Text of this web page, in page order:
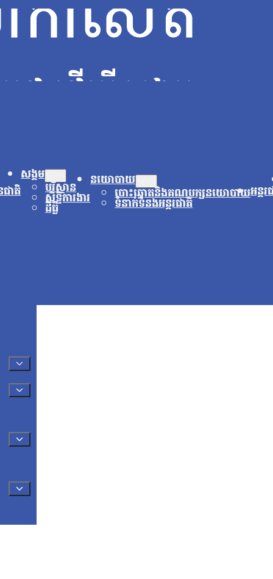
ាតិ
សង្គម
បរិស្ថាន
សិទ្ធិការងារ
ដីធ្លី
នយោបាយ
បោះឆ្នោតនិងគណបក្សនយោបាយ
ទំនាក់ទំនងអន្តរជាតិ
អន្ត